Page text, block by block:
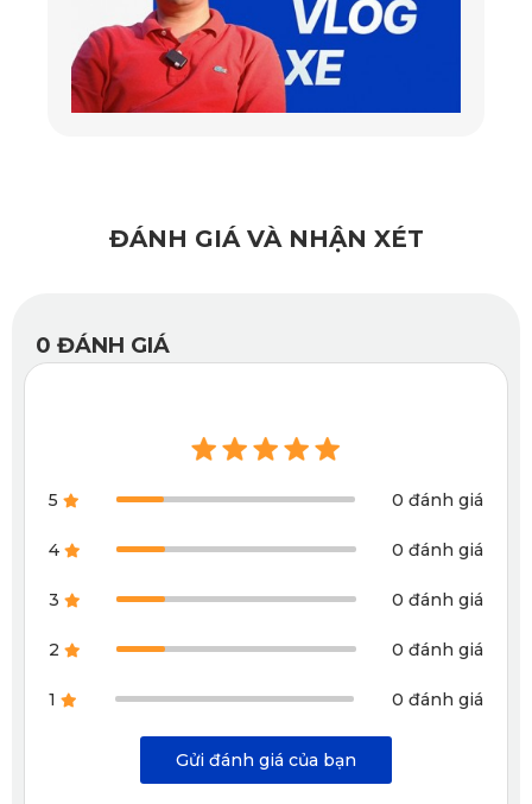
kiểm soát tốc độ.
Kết nối không dây tiện lợi: Tích hợp Wifi, xem video trực
tiếp trên điện thoại mà không cần tháo thẻ nhớ.
Camera hành trình KATA KD001 Pro
ĐÁNH GIÁ VÀ NHẬN XÉT
0 ĐÁNH GIÁ
5 0 đánh giá
4 0 đánh giá
3 0 đánh giá
2 0 đánh giá
1 0 đánh giá
Gửi đánh giá của bạn